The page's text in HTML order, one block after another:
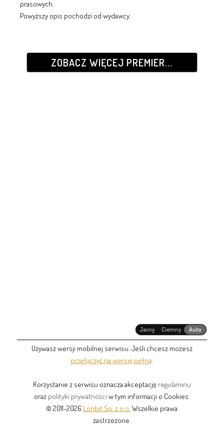
prasowych.
Powyższy opis pochodzi od wydawcy.
ZOBACZ WIĘCEJ PREMIER...
Jasny Ciemny Auto
Używasz wersji mobilnej serwisu. Jeśli chcesz możesz
przełączyć na wersję pełną
Korzystanie z serwisu oznacza akceptację regulaminu
oraz polityki prywatności w tym informacji o Cookies.
© 2011-2026 Lonbit Sp. z o.o. Wszelkie prawa
zastrzeżone.